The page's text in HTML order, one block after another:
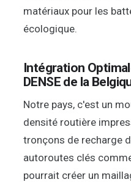
matériaux pour les
écologique.
Intégration
DENSE de la
Notre pays, c'est un
densité routière
tronçons de recharge
autoroutes clés
pourrait créer un